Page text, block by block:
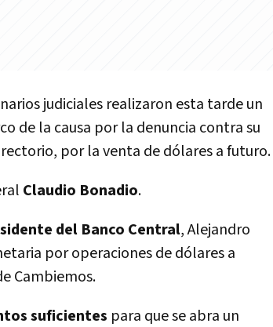
judiciales realizaron esta tarde un
de la causa por la denuncia contra su
por la venta de dólares a futuro.
Claudio Bonadio.
del Banco Central, Alejandro
por operaciones de dólares a
Cambiemos.
suficientes para que se abra un